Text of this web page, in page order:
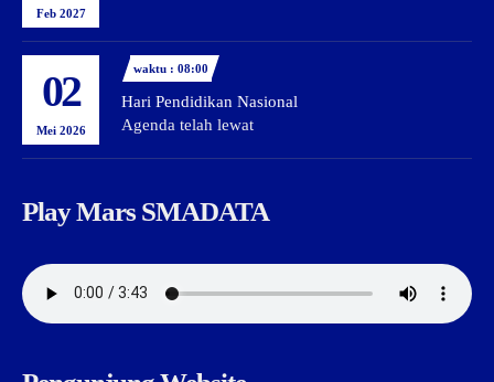
Feb 2027
02
Mei 2026
waktu : 08:00
Hari Pendidikan Nasional
Agenda telah lewat
Play Mars SMADATA